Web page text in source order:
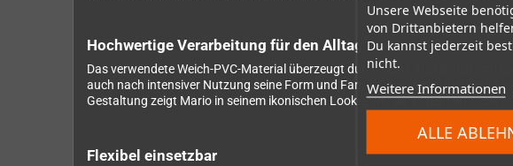
Unsere Webseite
von Drittanbietern
Du kannst jederzeit
nicht.
Weitere Informationen
ALLE
Hochwertige Verarbeitung für den Alltag
Das verwendete Weich-PVC-Material überzeugt durch seine Robustheit
auch nach intensiver Nutzung seine Form und Farbe. Die weiche Oberfläche
Gestaltung zeigt Mario in seinem ikonischen Look – von der roten Mütze bis
Flexibel einsetzbar